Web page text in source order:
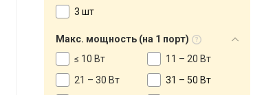
3 шт
Макс. мощность (на 1 порт)
≤ 10 Вт
11 – 20 Вт
21 – 30 Вт
31 – 50 Вт